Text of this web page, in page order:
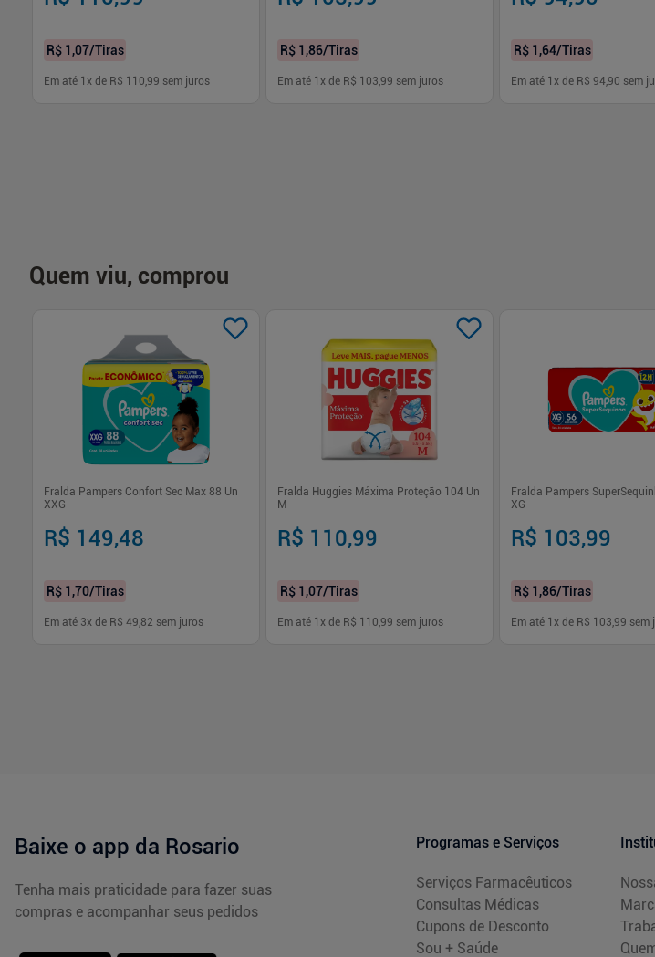
R$ 1,07/Tiras
Em até 1 x de R$ 110,99 sem juros
R$ 1,86/Tiras
Em até 1 x de R$ 103,99 sem juros
R$ 1,64/Tiras
Em até 1 x de R$ 94,90 sem
Quem viu, comprou
Fralda Pampers Confort Sec Max 88 Un
XXG
R$ 149,48
R$ 1,70/Tiras
Em até 3x de R$ 49,82 sem juros
Fralda Huggies Máxima Proteção 104 Un
M
R$ 110,99
R$ 1,07/Tiras
Em até 1 x de R$ 110,99 sem juros
Fralda Pampers
XG
R$ 103,99
R$ 1,86/Tiras
Em até 1 x de R$ 103,99 sem
Baixe o app da Rosario
Tenha mais praticidade para fazer suas
compras e acompanhar seus pedidos
Programas e Serviços
Serviços Farmacêuticos
Consultas Médicas
Cupons de Desconto
Sou + Saúde